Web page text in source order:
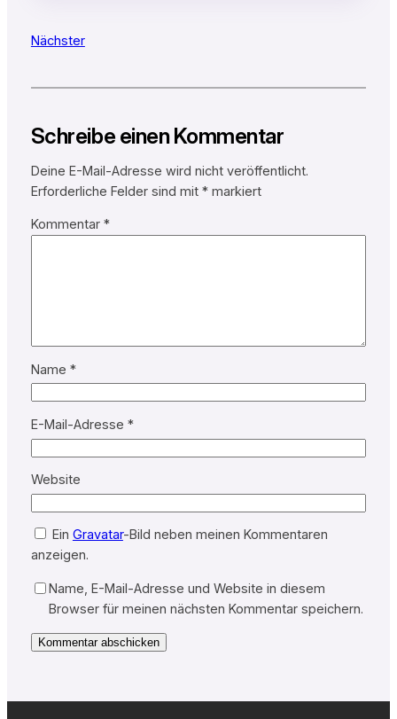
Nächster
Schreibe einen Kommentar
Deine E-Mail-Adresse wird nicht veröffentlicht.
Erforderliche Felder sind mit *markiert
Kommentar *
Name *
E-Mail-Adresse *
Website
Ein Gravatar-Bild neben meinen Kommentaren
anzeigen.
Name, E-Mail-Adresse und Website in diesem
Browser für meinen nächsten Kommentar speichern.